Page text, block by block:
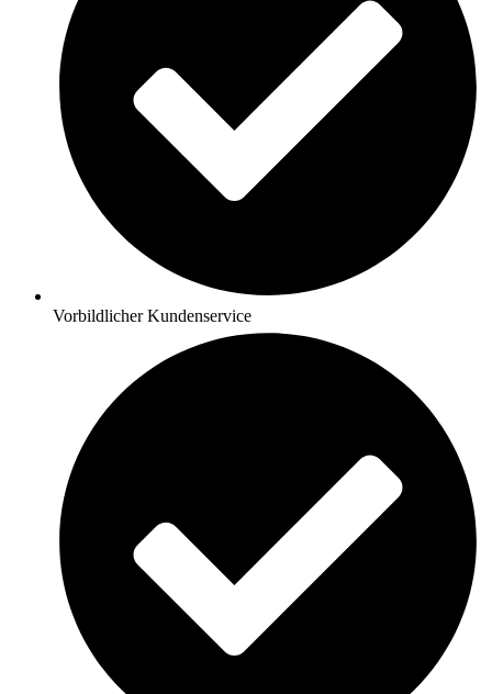
Vorbildlicher Kundenservice